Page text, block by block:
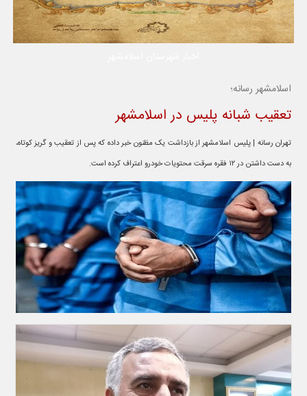
اسلامشهر رسانه؛
تعقیب شبانه پلیس در اسلامشهر
تهران رسانه | پلیس اسلامشهر از بازداشت یک مظنون خبر داده که پس از تعقیب و گریز کوتاه،
به دست داشتن در ۱۲ فقره سرقت محتویات خودرو اعتراف کرده است.